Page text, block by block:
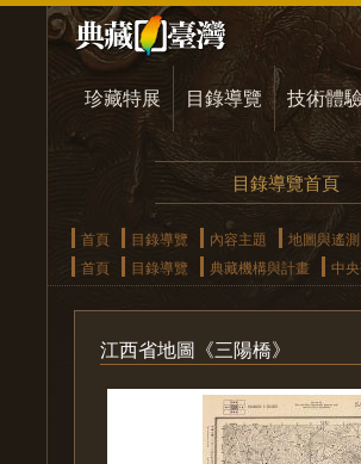
珍藏特展 目錄導覽 技術體
目錄導覽首頁
首頁 目錄導覽 內容主題 地圖與遙測
首頁
目錄導覽 典藏機構與計畫 中
江西省地圖《三陽橋》